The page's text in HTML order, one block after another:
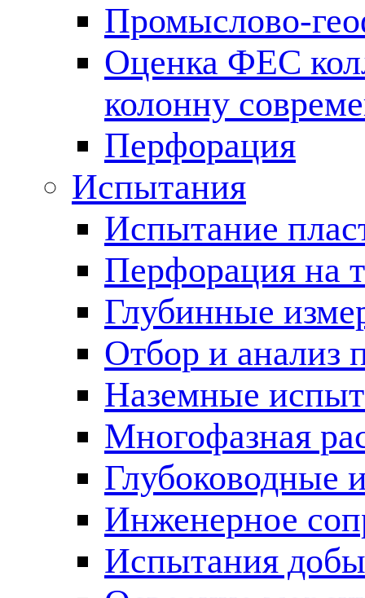
Промыслово-
Оценка ФЕС
колонну
Перфорация
Испытания
Испытание
Перфорация на
Глубинные
Отбор и анализ
Наземные
Многофазная
Глубоководные
Инженерное
Испытания